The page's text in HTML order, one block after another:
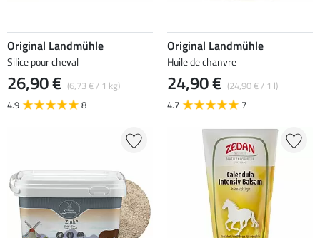
Original Landmühle
Silice pour cheval
26,90 € (6,73 € / 1 kg)
4.9
8
Original Landmühle
Huile de chanvre
24,90 € (24,90 € / 1 l)
4.7
7